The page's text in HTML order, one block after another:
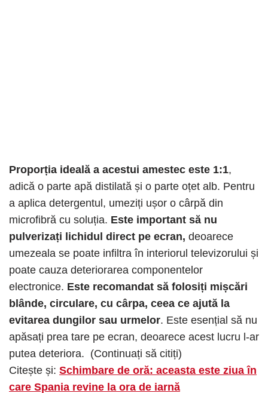
Proporția ideală a acestui amestec este 1:1,
adică o parte apă distilată și o parte oțet alb. Pentru
a aplica detergentul, umeziți ușor o cârpă din
microfibră cu soluția. Este important să nu
pulverizați lichidul direct pe ecran, deoarece
umezeala se poate infiltra în interiorul televizorului și
poate cauza deteriorarea componentelor
electronice. Este recomandat să folosiți mișcări
blânde, circulare, cu cârpa, ceea ce ajută la
evitarea dungilor sau urmelor. Este esențial să nu
apăsați prea tare pe ecran, deoarece acest lucru l-ar
putea deteriora. (Continuați să citiți)
Citește și: Schimbare de oră: aceasta este ziua în
care Spania revine la ora de iarnă